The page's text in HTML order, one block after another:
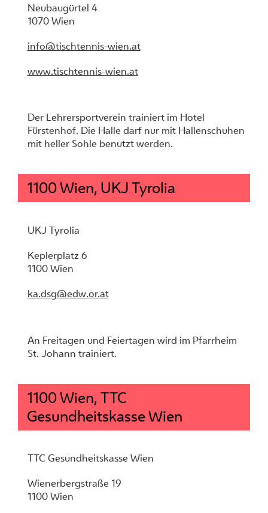
Neubaugürtel 4
1070 Wien
info@tischtennis-wien.at
www.tischtennis-wien.at
Der Lehrersportverein trainiert im Hotel
Fürstenhof. Die Halle darf nur mit Hallenschuhen
mit heller Sohle benutzt werden.
1100 Wien, UKJ Tyrolia
UKJ Tyrolia
Keplerplatz 6
1100 Wien
ka.dsg@edw.or.at
An Freitagen und Feiertagen wird im Pfarrheim
St. Johann trainiert.
1100 Wien, TTC
Gesundheitskasse Wien
TTC Gesundheitskasse Wien
Wienerbergstraße 19
1100 Wien